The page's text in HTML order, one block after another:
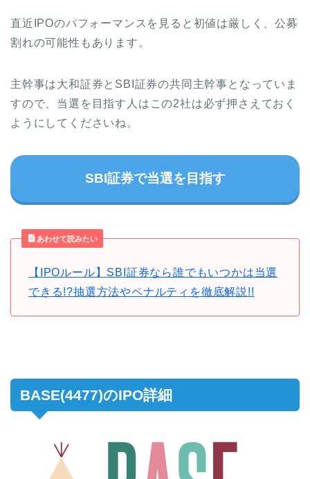
直近IPOのパフォーマンスを見ると初値は厳しく、公募
割れの可能性もあります。
主幹事は大和証券とSBI証券の共同主幹事となっていま
すので、当選を目指す人はこの2社は必ず押さえておく
ようにしてくださいね。
SBI証券で当選を目指す
あわせて読みたい
【IPOルール】SBI証券なら誰でもいつかは当選
できる!?抽選方法やペナルティを徹底解説!!
BASE(4477)のIPO詳細